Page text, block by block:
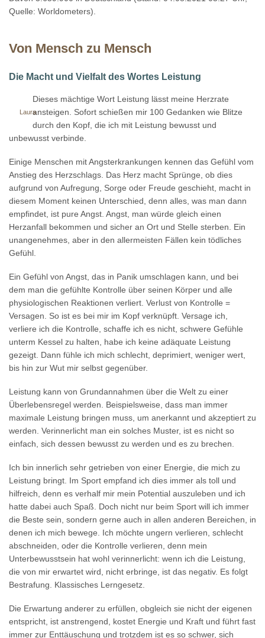
Quelle: Worldometers).
Von Mensch zu Mensch
Die Macht und Vielfalt des Wortes Leistung
Laura
Dieses mächtige Wort Leistung lässt meine Herzrate
ansteigen. Sofort schießen mir 100 Gedanken wie Blitze
durch den Kopf, die ich mit Leistung bewusst und
unbewusst verbinde.
Einige Menschen mit Angsterkrankungen kennen das Gefühl vom
Anstieg des Herzschlags. Das Herz macht Sprünge, ob dies
aufgrund von Aufregung, Sorge oder Freude geschieht, macht in
diesem Moment keinen Unterschied, denn alles, was man dann
empfindet, ist pure Angst. Angst, man würde gleich einen
Herzanfall bekommen und sicher an Ort und Stelle sterben. Ein
unangenehmes, aber in den allermeisten Fällen kein tödliches
Gefühl.
Ein Gefühl von Angst, das in Panik umschlagen kann, und bei
dem man die gefühlte Kontrolle über seinen Körper und alle
physiologischen Reaktionen verliert. Verlust von Kontrolle =
Versagen. So ist es bei mir im Kopf verknüpft. Versage ich,
verliere ich die Kontrolle, schaffe ich es nicht, schwere Gefühle
unterm Kessel zu halten, habe ich keine adäquate Leistung
gezeigt. Dann fühle ich mich schlecht, deprimiert, weniger wert,
bis hin zur Wut mir selbst gegenüber.
Leistung kann von Grundannahmen über die Welt zu einer
Überlebensregel werden. Beispielsweise, dass man immer
maximale Leistung bringen muss, um anerkannt und akzeptiert zu
werden. Verinnerlicht man ein solches Muster, ist es nicht so
einfach, sich dessen bewusst zu werden und es zu brechen.
Ich bin innerlich sehr getrieben von einer Energie, die mich zu
Leistung bringt. Im Sport empfand ich dies immer als toll und
hilfreich, denn es verhalf mir mein Potential auszuleben und ich
hatte dabei auch Spaß. Doch nicht nur beim Sport will ich immer
die Beste sein, sondern gerne auch in allen anderen Bereichen, in
denen ich mich bewege. Ich möchte ungern verlieren, schlecht
abschneiden, oder die Kontrolle verlieren, denn mein
Unterbewusstsein hat wohl verinnerlicht: wenn ich die Leistung,
die von mir erwartet wird, nicht erbringe, ist das negativ. Es folgt
Bestrafung. Klassisches Lerngesetz.
Die Erwartung anderer zu erfüllen, obgleich sie nicht der eigenen
entspricht, ist anstrengend, kostet Energie und Kraft und führt fast
immer zur Enttäuschung und trotzdem ist es so schwer, sich